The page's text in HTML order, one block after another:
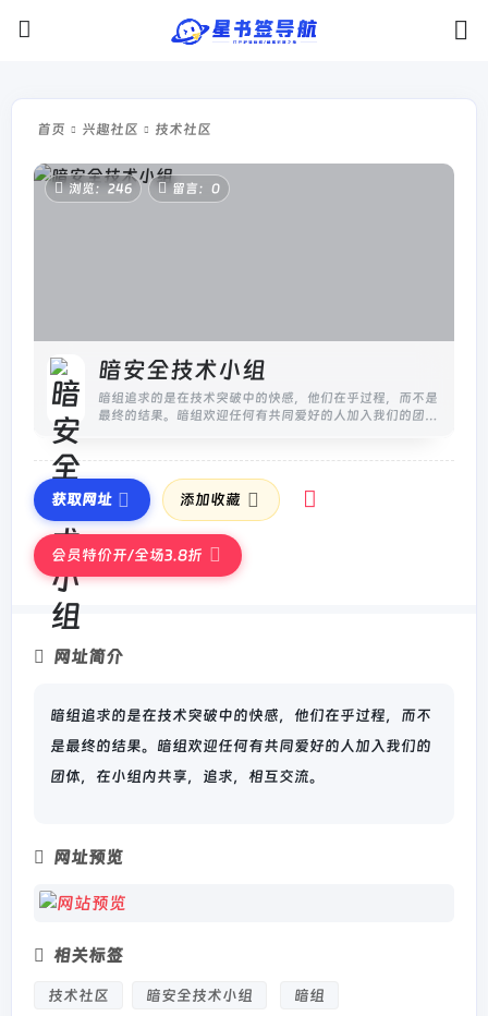
首页 兴趣社区 技术社区
浏览：246 留言：0
暗安全技术小组
暗组追求的是在技术突破中的快感，他们在乎过程，而不是
最终的结果。暗组欢迎任何有共同爱好的人加入我们的团
获取网址 添加收藏
会员特价开/全场3.8折
网址简介
暗组追求的是在技术突破中的快感，他们在乎过程，而不
是最终的结果。暗组欢迎任何有共同爱好的人加入我们的
团体，在小组内共享，追求，相互交流。
网址预览
相关标签
技术社区 暗安全技术小组 暗组